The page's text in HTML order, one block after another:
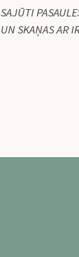
SAJŪTI
UN SKAŅAS AR